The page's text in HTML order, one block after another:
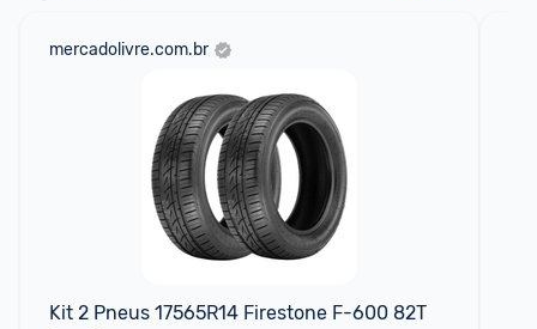
mercadolivre.com.br
Kit 2 Pneus 17565R14 Firestone F-600 82T